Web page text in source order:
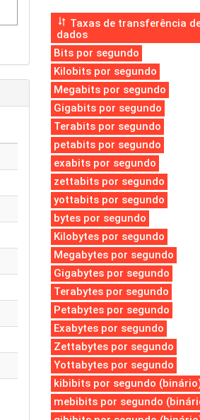
Taxas de transferência
dados
Bits por segundo
Kilobits por segundo
Megabits por segundo
Gigabits por segundo
Terabits por segundo
petabits por segundo
exabits por segundo
zettabits por segundo
yottabits por segundo
bytes por segundo
Kilobytes por segundo
Megabytes por segundo
Gigabytes por segundo
Terabytes por segundo
Petabytes por segundo
Exabytes por segundo
Zettabytes por segundo
Yottabytes por segundo
kibibits por segundo
mebibits por segundo